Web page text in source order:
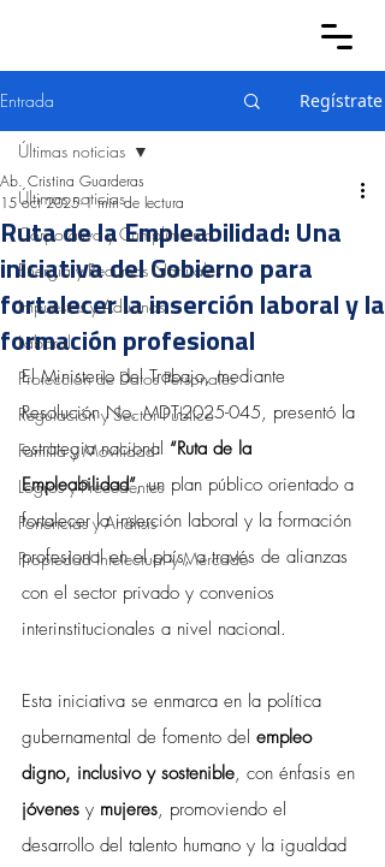
Entrada Regístrate
Últimas noticias
Corporativo y Cumplimiento
Energía y Recursos Naturales
Impuestos y Aduanas
Laboral
Protección de Datos Personales
Regulación y Sector Público
Familia y Movilidad
Logros y Precedentes
Ponencias y Análisis
Propiedad Intelectual y Mercado
Últimas noticias
Ruta de la Empleabilidad: Una
iniciativa del Gobierno para
fortalecer la inserción laboral y la
formación profesional
Ab. Cristina Guarderas
15 oct 2025 1 min de lectura
El Ministerio del Trabajo, mediante
Resolución No. MDT-2025-045, presentó la
estrategia nacional “Ruta de la
Empleabilidad”, un plan público orientado a
fortalecer la inserción laboral y la formación
profesional en el país, a través de alianzas
con el sector privado y convenios
interinstitucionales a nivel nacional.
Esta iniciativa se enmarca en la política
gubernamental de fomento del empleo
digno, inclusivo y sostenible, con énfasis en
jóvenes y mujeres, promoviendo el
desarrollo del talento humano y la igualdad